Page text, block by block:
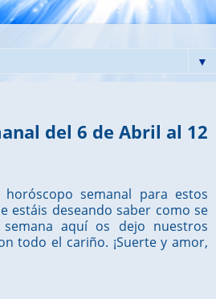
▼
del 6 de Abril al 12
horóscopo semanal para estos
estáis deseando saber como se
aquí os dejo nuestros
todo el cariño. ¡Suerte y amor,